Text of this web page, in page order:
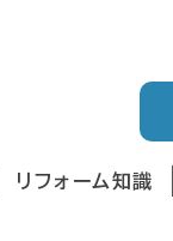
リフォーム知識